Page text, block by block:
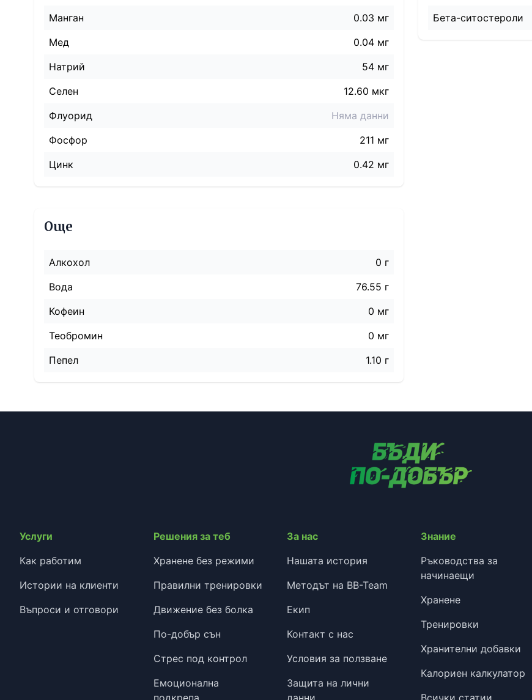
Манган
0.03 мг
Мед
0.04 мг
Натрий
54 мг
Селен
12.60 мкг
Флуорид
Няма данни
Фосфор
211 мг
Цинк
0.42 мг
Бета-ситостероли
Още
Алкохол
0 г
Вода
76.55 г
Кофеин
0 мг
Теобромин
0 мг
Пепел
1.10 г
Услуги
Как работим
Истории на клиенти
Въпроси и отговори
Решения за теб
Хранене без режими
Правилни тренировки
Движение без болка
По-добър сън
Стрес под контрол
Емоционална
подкрепа
За нас
Нашата история
Методът на BB-Team
Екип
Контакт с нас
Условия за ползване
Защита на лични
данни
Знание
Ръководства за
начинаещи
Хранене
Тренировки
Хранителни добавки
Калориен калкулатор
Всички статии